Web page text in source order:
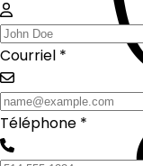
Courriel *
Téléphone *